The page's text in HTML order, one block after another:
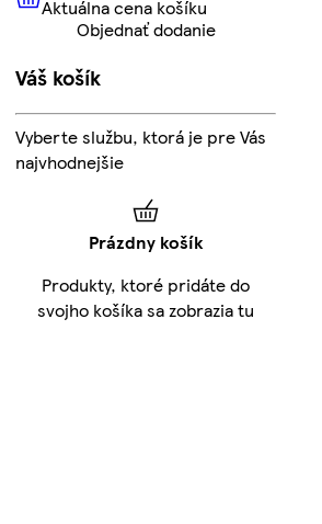
0,00 € Aktuálna cena košíku
Aktuálna cena košíku
Objednať dodanie
Váš košík
Vyberte službu, ktorá je pre Vás
najvhodnejšie
Prázdny košík
Produkty, ktoré pridáte do
svojho košíka sa zobrazia tu